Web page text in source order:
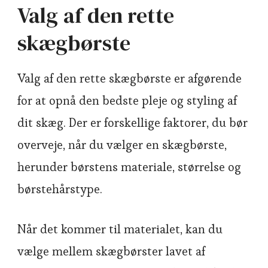
Valg af den rette
skægbørste
Valg af den rette skægbørste er afgørende
for at opnå den bedste pleje og styling af
dit skæg. Der er forskellige faktorer, du bør
overveje, når du vælger en skægbørste,
herunder børstens materiale, størrelse og
børstehårstype.
Når det kommer til materialet, kan du
vælge mellem skægbørster lavet af